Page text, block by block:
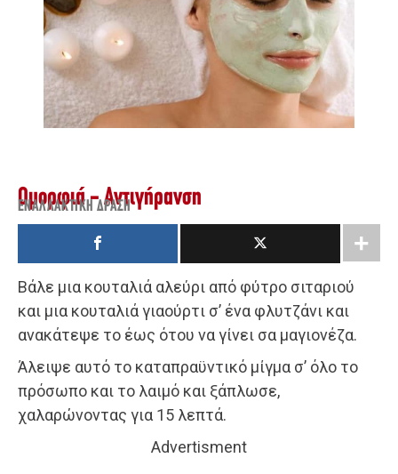
Ομορφιά - Αντιγήρανση
ΕΝΑΛΛΑΚΤΙΚΉ ΔΡΆΣΗ
Βάλε μια κουταλιά αλεύρι από φύτρο σιταριού
και μια κουταλιά γιαούρτι σ’ ένα φλυτζάνι και
ανακάτεψε το έως ότου να γίνει σα μαγιονέζα.
Άλειψε αυτό το καταπραϋντικό μίγμα σ’ όλο το
πρόσωπο και το λαιμό και ξάπλωσε,
χαλαρώνοντας για 15 λεπτά.
Advertisment